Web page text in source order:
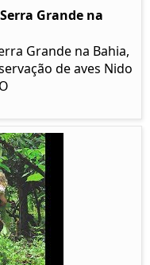
Grande na
Grande na Bahia,
de aves Nido